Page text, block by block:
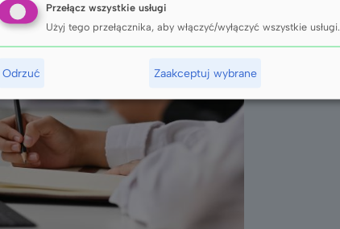
Przełącz wszystkie usługi
Użyj tego przełącznika, aby włączyć/wyłączyć wszystkie usługi.
Odrzuć Zaakceptuj wybrane